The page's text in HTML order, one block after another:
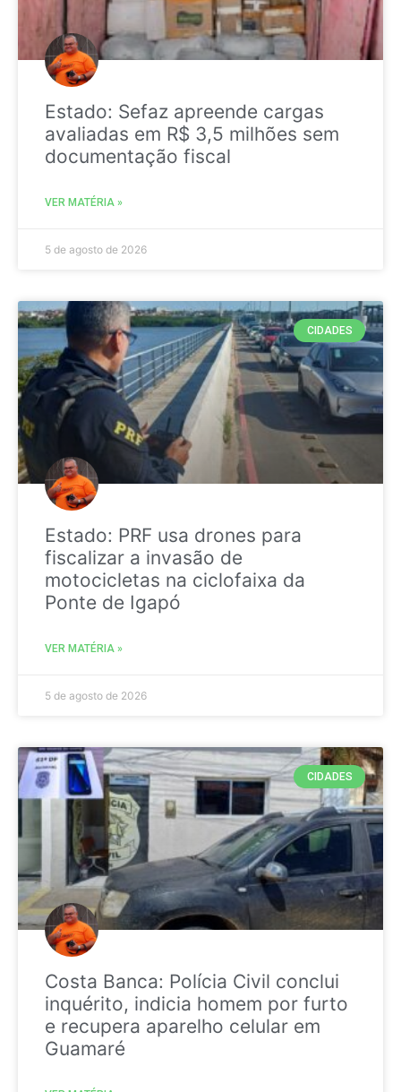
Estado: Sefaz apreende cargas
avaliadas em R$ 3,5 milhões sem
documentação fiscal
VER MATÉRIA »
5 de agosto de 2026
CIDADES
Estado: PRF usa drones para
fiscalizar a invasão de
motocicletas na ciclofaixa da
Ponte de Igapó
VER MATÉRIA »
5 de agosto de 2026
CIDADES
Costa Banca: Polícia Civil conclui
inquérito, indicia homem por furto
e recupera aparelho celular em
Guamaré